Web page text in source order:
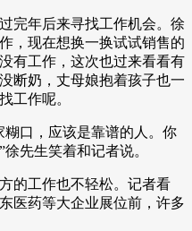
完年后来寻找工作机会。徐
，现在想换一换试试销售的
有工作，这次也过来看看有
断奶，丈母娘抱着孩子也一
工作呢。
口，应该是靠谱的人。你
先生笑着和记者说。
的工作也不轻松。记者看
医药等大企业展位前，许多